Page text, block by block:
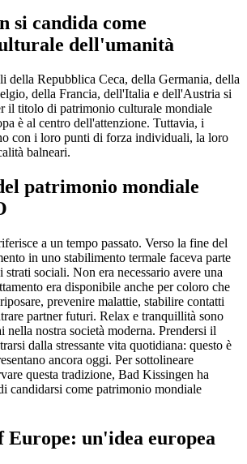
si candida come
dell'umanità
della Repubblica Ceca, della Germania, della
della Francia, dell'Italia e dell'Austria si
il titolo di patrimonio culturale mondiale
è al centro dell'attenzione. Tuttavia, i
con i loro punti di forza individuali, la loro
balneari.
patrimonio mondiale
a un tempo passato. Verso la fine del
in uno stabilimento termale faceva parte
sociali. Non era necessario avere una
era disponibile anche per coloro che
prevenire malattie, stabilire contatti
partner futuri. Relax e tranquillità sono
nella nostra società moderna. Prendersi il
dalla stressante vita quotidiana: questo è
ancora oggi. Per sottolineare
questa tradizione, Bad Kissingen ha
candidarsi come patrimonio mondiale
Europe: un'idea europea